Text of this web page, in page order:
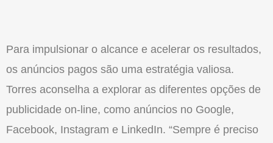
Para impulsionar o alcance e acelerar os resultados,
os anúncios pagos são uma estratégia valiosa.
Torres aconselha a explorar as diferentes opções de
publicidade on-line, como anúncios no Google,
Facebook, Instagram e LinkedIn. “Sempre é preciso